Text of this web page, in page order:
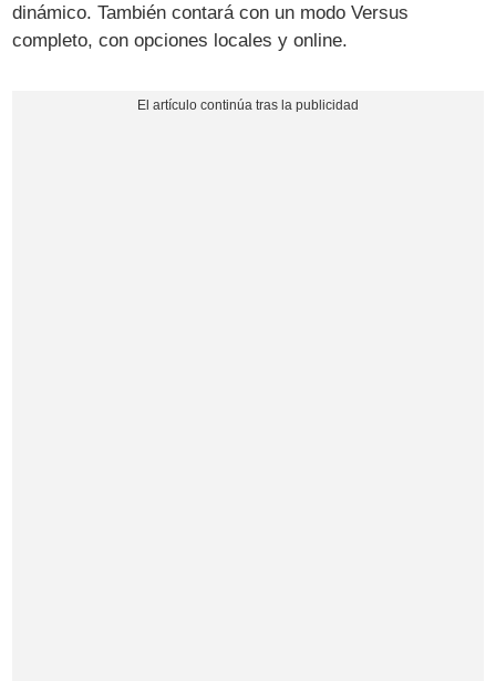
dinámico. También contará con un modo Versus
completo, con opciones locales y online.